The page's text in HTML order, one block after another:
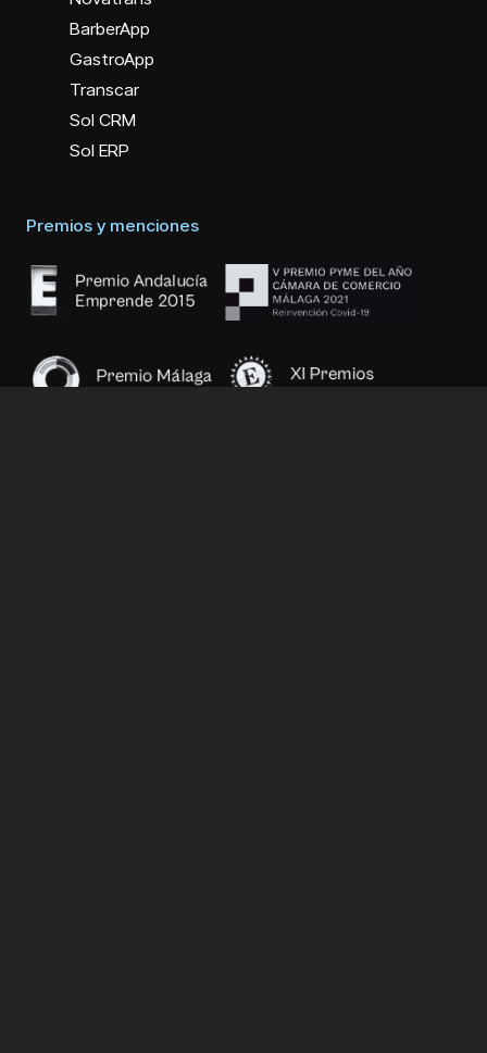
BarberApp
GastroApp
Transcar
Sol CRM
Sol ERP
Premios y menciones